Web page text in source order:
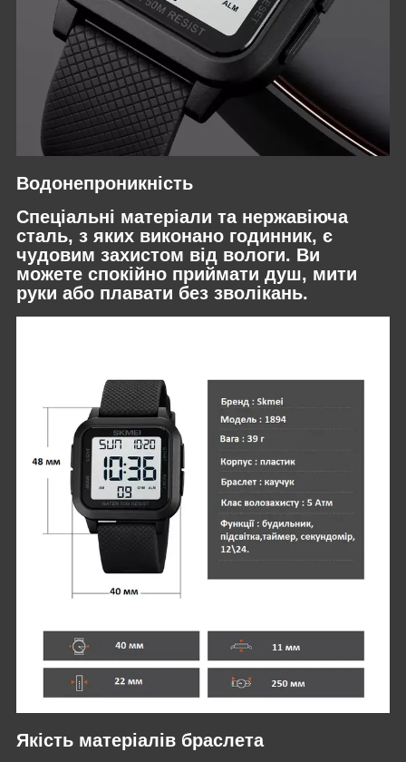
Водонепроникність
Спеціальні матеріали та нержавіюча
сталь, з яких виконано годинник, є
чудовим захистом від вологи. Ви
можете спокійно приймати душ, мити
руки або плавати без зволікань.
Якість матеріалів браслета